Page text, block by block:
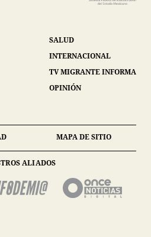
SALUD
INTERNACIONAL
TV MIGRANTE INFORMA
OPINIÓN
MAPA DE SITIO
ALIADOS